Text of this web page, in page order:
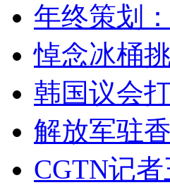
年终策划
悼念冰桶
韩国议会
解放军驻
CGTN记